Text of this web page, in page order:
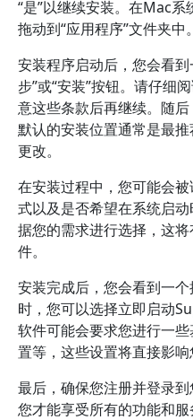
“是”以继续安装。在Mac
拖动到“应用程序”文件夹中。
安装程序启动后，您会看
步”或“安装”按钮。请仔细
意这些条款后再继续。随
默认的安装位置通常是最
更改。
在安装过程中，您可能会
式以及是否希望在系统启
据您的需求进行选择，这
件。
安装完成后，您会看到一
时，您可以选择立即启动
软件可能会要求您进行一
置等，这些设置将直接影响
最后，确保您注册并登录
您才能享受所有的功能和